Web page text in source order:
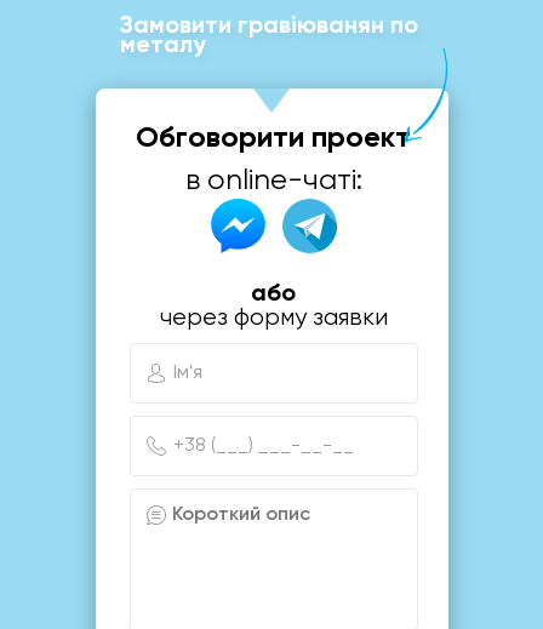
Замовити гравіюванян по
металу
Обговорити проект
в online-чаті:
або
через форму заявки